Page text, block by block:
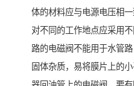
体的材料应与电源电压相一
对不同的工作地点应采用
路的电磁阀不能用于水管
固体杂质，易将膜片上的